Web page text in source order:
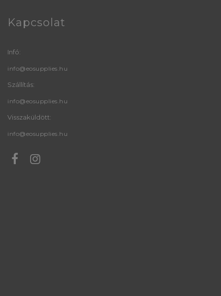
Kapcsolat
Infó:
info@eosupplies.hu
Szállítás:
info@eosupplies.hu
Visszaküldött:
info@eosupplies.hu